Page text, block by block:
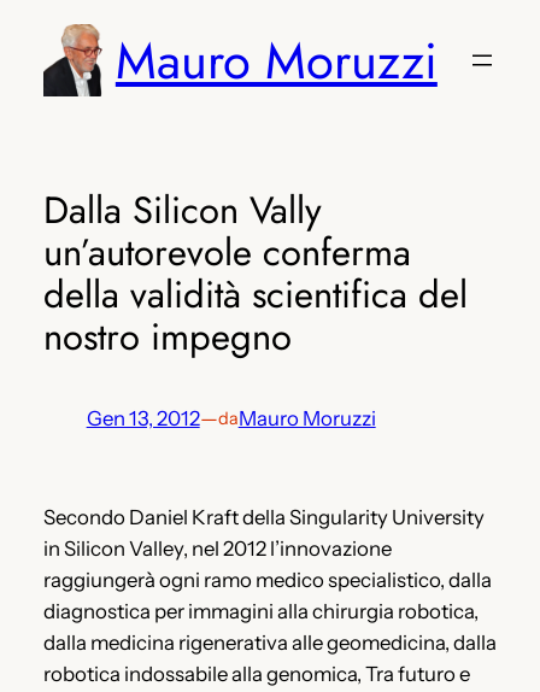
contenuto
Mauro Moruzzi
Dalla Silicon Vally
un’autorevole conferma
della validità scientifica del
nostro impegno
Gen 13, 2012—daMauro Moruzzi
Secondo Daniel Kraft della Singularity University
in Silicon Valley, nel 2012 l’innovazione
raggiungerà ogni ramo medico specialistico, dalla
diagnostica per immagini alla chirurgia robotica,
dalla medicina rigenerativa alle geomedicina, dalla
robotica indossabile alla genomica, Tra futuro e